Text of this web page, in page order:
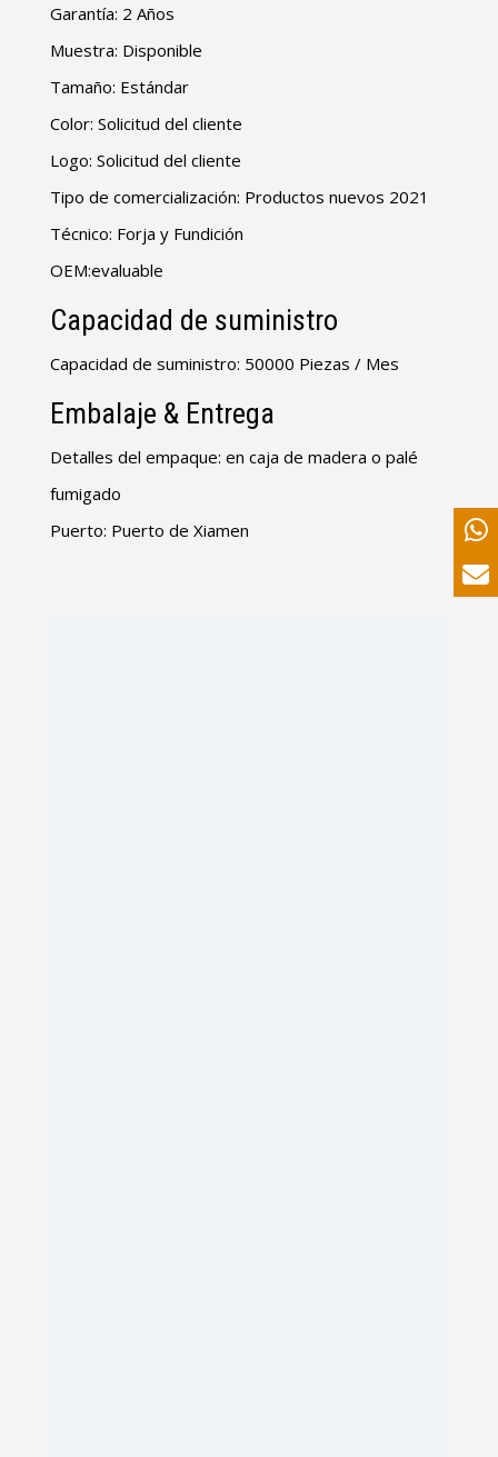
Garantía: 2 Años
Muestra: Disponible
Tamaño: Estándar
Color: Solicitud del cliente
Logo: Solicitud del cliente
Tipo de comercialización: Productos nuevos 2021
Técnico: Forja y Fundición
OEM:evaluable
Capacidad de suministro
Capacidad de suministro: 50000 Piezas / Mes
Embalaje & Entrega
Detalles del empaque: en caja de madera o palé
fumigado
Puerto: Puerto de Xiamen